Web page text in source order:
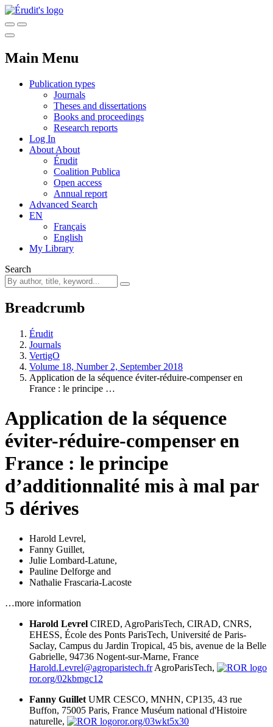
Main Menu
Publication types
Journals
Theses and dissertations
Books and proceedings
Research reports
Log In
About About
Érudit
Coalition Publica
Open access
Annual report
Advanced Search
EN
Français
English
My Library
Search
Breadcrumb
Érudit
Journals
VertigO
Volume 18, Number 2, September 2018
Application de la séquence éviter-réduire-compenser en
France : le principe …
Application de la séquence
éviter-réduire-compenser en
France : le principe
d’additionnalité mis à mal par
5 dérives
Harold Levrel,
Fanny Guillet,
Julie Lombard-Latune,
Pauline Delforge and
Nathalie Frascaria-Lacoste
…more information
Harold Levrel CIRED, AgroParisTech, CIRAD, CNRS,
EHESS, École des Ponts ParisTech, Université de Paris-
Saclay, Campus du Jardin Tropical, 45 bis, avenue de la Belle
Gabrielle, 94736 Nogent-sur-Marne, France
Harold.Levrel@agroparistech.fr AgroParisTech,
ror.org/02kbmgc12
Fanny Guillet UMR CESCO, MNHN, CP135, 43 rue
Buffon, 75005 Paris, France Muséum national d'Histoire
naturelle,
ror.org/03wkt5x30